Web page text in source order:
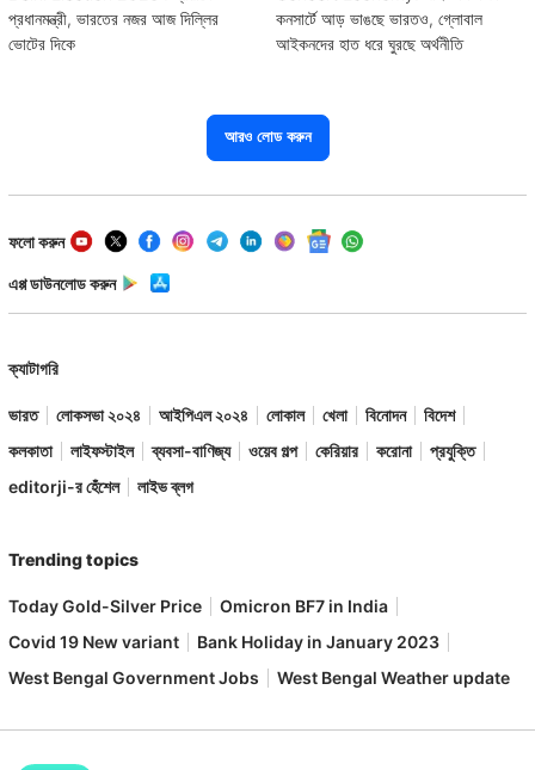
প্রধানমন্ত্রী, ভারতের নজর আজ দিল্লির
ভোটের দিকে
কনসার্টে আড় ভাঙছে ভারতও, গ্লোবাল
আইকনদের হাত ধরে ঘুরছে অর্থনীতি
আরও লোড করুন
ফলো করুন
এপ্প ডাউনলোড করুন
ক্যাটাগরি
ভারত লোকসভা ২০২৪ আইপিএল ২০২৪ লোকাল খেলা বিনোদন
বিদেশ
কলকাতা
লাইফস্টাইল ব্যবসা-বাণিজ্য ওয়েব গল্প কেরিয়ার করোনা
প্রযুক্তি
editorji-র হেঁশেল
লাইভ ব্লগ
Trending topics
Today Gold-Silver Price
Omicron BF7 in India
Covid 19 New variant
Bank Holiday in January 2023
West Bengal Government Jobs
West Bengal Weather update